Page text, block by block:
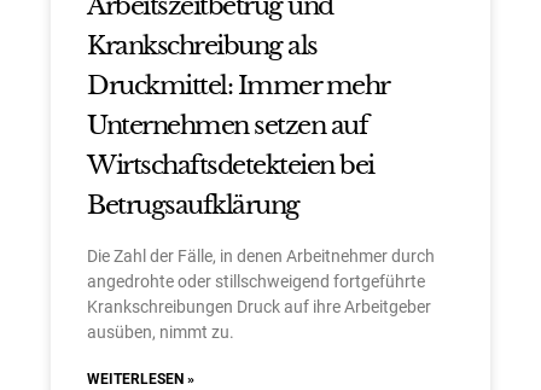
Krankschreibung als
Druckmittel: Immer mehr
Unternehmen setzen auf
Wirtschaftsdetekteien bei
Betrugsaufklärung
Die Zahl der Fälle, in denen Arbeitnehmer durch
angedrohte oder stillschweigend fortgeführte
Krankschreibungen Druck auf ihre Arbeitgeber
ausüben, nimmt zu.
WEITERLESEN »